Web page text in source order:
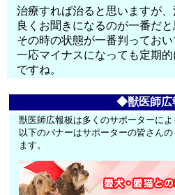
治療すれば治ると思いますが
良くお聞きになるのが一番だと
その時の状態が一番判っておい
一応マイナスになっても定期
ですね。
◆獣医師広
獣医師広報板は多くのサポーターによ
以下のバナーはサポーターの皆さん
ます。